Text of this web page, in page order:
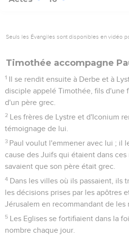
Seuls les Évangiles sont disponibles en vidéo
Timothée accompagne
1 Il se rendit ensuite à Derbe et à
disciple appelé Timothée, fils d'une
d'un père grec.
2 Les frères de Lystre et d'Iconium
témoignage de lui.
3 Paul voulut l'emmener avec lui ; il
cause des Juifs qui étaient dans ces
savaient que son père était grec.
4 Dans les villes où ils passaient, ils
les décisions prises par les apôtres
Jérusalem en recommandant de les
5 Les Eglises se fortifiaient dans la
nombre chaque jour.